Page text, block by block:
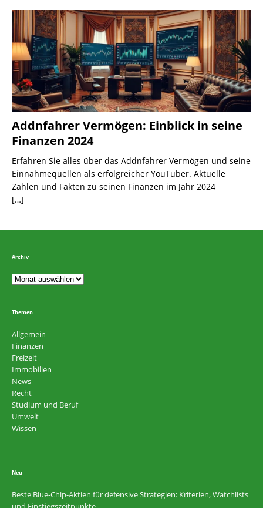
Addnfahrer Vermögen: Einblick in seine
Finanzen 2024
Erfahren Sie alles über das Addnfahrer Vermögen und seine
Einnahmequellen als erfolgreicher YouTuber. Aktuelle
Zahlen und Fakten zu seinen Finanzen im Jahr 2024
[…]
Archiv
Themen
Allgemein
Finanzen
Freizeit
Immobilien
News
Recht
Studium und Beruf
Umwelt
Wissen
Neu
Beste Blue-Chip-Aktien für defensive Strategien: Kriterien, Watchlists